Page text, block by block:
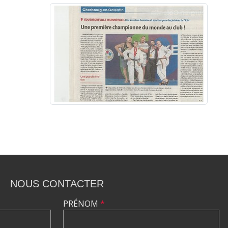
NOUS CONTACTER
PRÉNOM *